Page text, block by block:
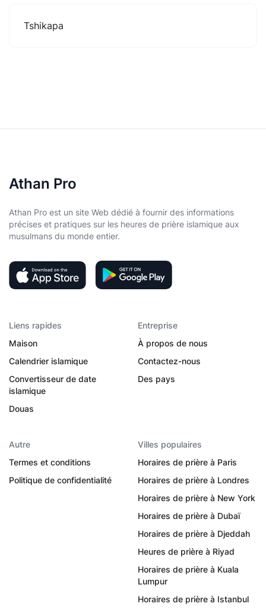
Tshikapa
Athan Pro
Athan Pro est un site Web dédié à fournir des informations
précises et pratiques sur les heures de prière islamique aux
musulmans du monde entier.
Liens rapides
Maison
Calendrier islamique
Convertisseur de date
islamique
Douas
Entreprise
À propos de nous
Contactez-nous
Des pays
Autre
Termes et conditions
Politique de confidentialité
Villes populaires
Horaires de prière à Paris
Horaires de prière à Londres
Horaires de prière à New York
Horaires de prière à Dubaï
Horaires de prière à Djeddah
Heures de prière à Riyad
Horaires de prière à Kuala
Lumpur
Horaires de prière à Istanbul